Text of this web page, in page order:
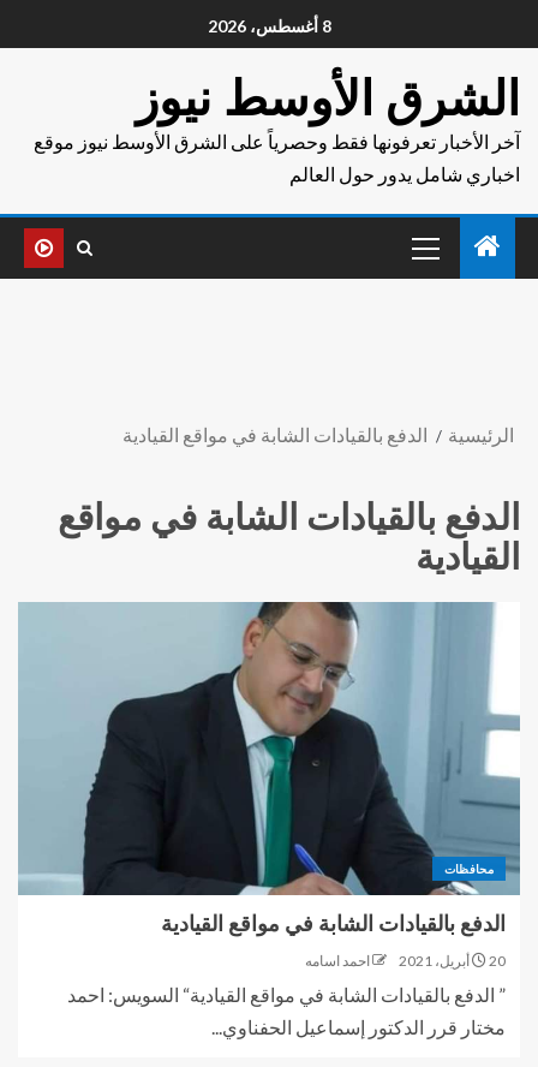
8 أغسطس، 2026
الشرق الأوسط نيوز
آخر الأخبار تعرفونها فقط وحصرياً على الشرق الأوسط نيوز موقع
اخباري شامل يدور حول العالم
الرئيسية الدفع بالقيادات الشابة في مواقع القيادية
الدفع بالقيادات الشابة في مواقع
القيادية
محافظات
الدفع بالقيادات الشابة في مواقع القيادية
20 أبريل، 2021 احمد اسامه
” الدفع بالقيادات الشابة في مواقع القيادية“ السويس: احمد
مختار قرر الدكتور إسماعيل الحفناوي...